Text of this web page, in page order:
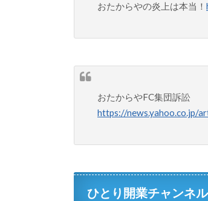
おたからやの炎上は本当！
おたからやFC集団訴訟
https://news.yahoo.co.jp/
ひとり開業チャンネル